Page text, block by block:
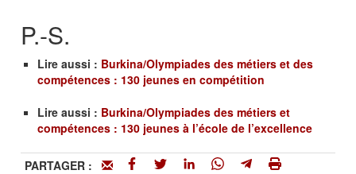
P.-S.
Lire aussi : Burkina/Olympiades des métiers et des
compétences : 130 jeunes en compétition
Lire aussi : Burkina/Olympiades des métiers et
compétences : 130 jeunes à l’école de l’excellence
PARTAGER :